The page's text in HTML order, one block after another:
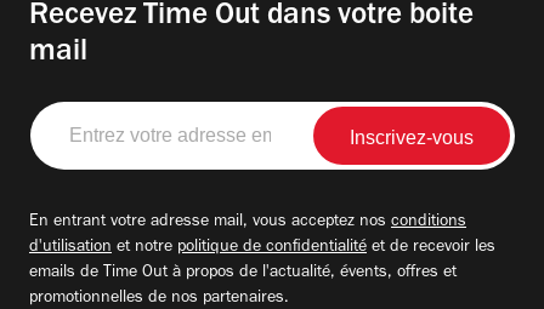
Recevez Time Out dans votre boite
mail
Entrez
votre
adresse
En entrant votre adresse mail, vous acceptez nos conditions
d'utilisation et notre politique de confidentialité et de recevoir les
emails de Time Out à propos de l'actualité, évents, offres et
promotionnelles de nos partenaires.